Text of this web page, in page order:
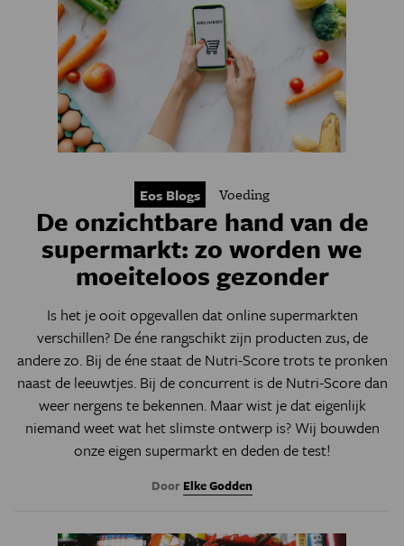
Eos Blogs Voeding
De onzichtbare hand van de
supermarkt: zo worden we
moeiteloos gezonder
Is het je ooit opgevallen dat online supermarkten
verschillen? De éne rangschikt zijn producten zus, de
andere zo. Bij de éne staat de Nutri-Score trots te pronken
naast de leeuwtjes. Bij de concurrent is de Nutri-Score dan
weer nergens te bekennen. Maar wist je dat eigenlijk
niemand weet wat het slimste ontwerp is? Wij bouwden
onze eigen supermarkt en deden de test!
Door Elke Godden